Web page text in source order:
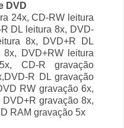
DVD
24x, CD-RW leitura
DL leitura 8x, DVD-
8x, DVD+R DL
DVD+RW leitura
CD-R gravação
R DL gravação
RW gravação 6x,
gravação 8x,
RAM gravação 5x